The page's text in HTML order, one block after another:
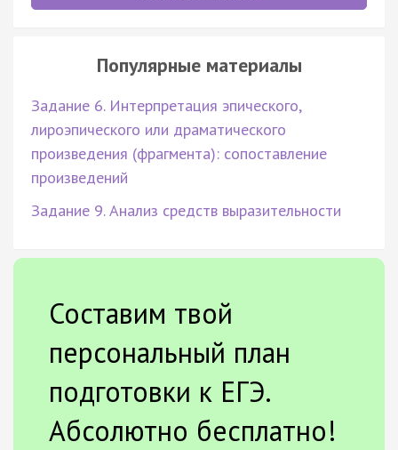
Популярные материалы
Задание 6. Интерпретация эпического,
лироэпического или драматического
произведения (фрагмента): сопоставление
произведений
Задание 9. Анализ средств выразительности
Составим твой
персональный план
подготовки к ЕГЭ.
Абсолютно бесплатно!